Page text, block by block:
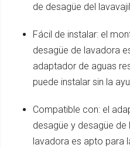
de desagüe del
Fácil de instalar: el
desagüe de lavadora
adaptador de aguas
puede instalar sin la
Compatible con: el
desagüe y desagüe
lavadora es apto para